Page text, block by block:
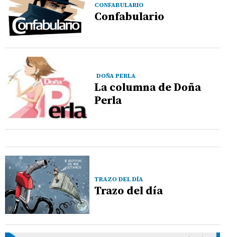
CONFABULARIO
Confabulario
DOÑA PERLA
La columna de Doña
Perla
TRAZO DEL DÍA
Trazo del día